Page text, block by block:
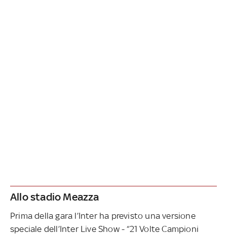
Allo stadio Meazza
Prima della gara l’Inter ha previsto una versione
speciale dell’Inter Live Show - “21 Volte Campioni